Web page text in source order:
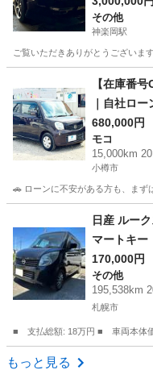
その他
神楽岡駅
ご覧いただきありがとうございま
神楽岡駅
【在庫番
｜自社ロ
社ローン審
680,000円
モコ
15,000km
小樽市
🚗 ローンに不安がある方も、まず
モコ
日産 ルー
マートキ
ベンチシ
Ｓ ＣＤ Ｂ
ル 衝突安
170,000円
その他
195,538km
札幌市
■ 支払総額: 18万円 ■ 車両本
北海道 札幌市
もっと見る